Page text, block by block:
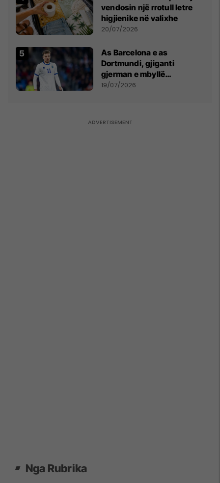
vendosin një rrotull letre
higjienike në valixhe
20/07/2026
As Barcelona e as
Dortmundi, gjiganti
gjerman e mbyllë
marrëveshjen për Fisnik
19/07/2026
Nga Rubrika